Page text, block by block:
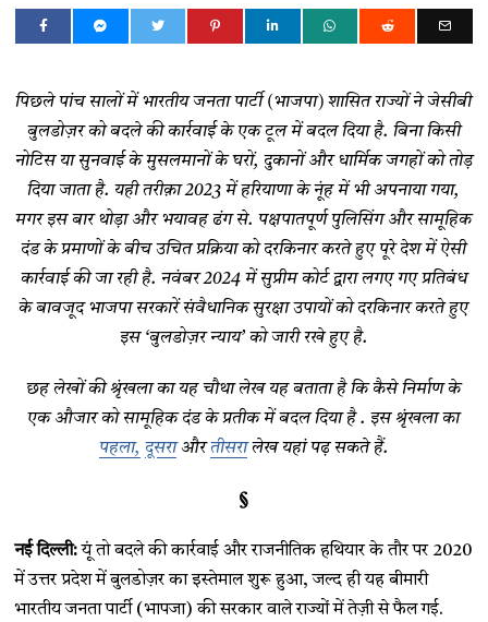
पिछले पांच सालों में भारतीय जनता पार्टी (भाजपा) शासित राज्यों ने जेसीबी
बुलडोज़र को बदले की कार्रवाई के एक टूल में बदल दिया है. बिना किसी
नोटिस या सुनवाई के मुसलमानों के घरों, दुकानों और धार्मिक जगहों को तोड़
दिया जाता है. यही तरीक़ा 2023 में हरियाणा के नूंह में भी अपनाया गया,
मगर इस बार थोड़ा और भयावह ढंग से. पक्षपातपूर्ण पुलिसिंग और सामूहिक
दंड के प्रमाणों के बीच उचित प्रक्रिया को दरकिनार करते हुए पूरे देश में ऐसी
कार्रवाई की जा रही है. नवंबर 2024 में सुप्रीम कोर्ट द्वारा लगए गए प्रतिबंध
के बावजूद भाजपा सरकारें संवैधानिक सुरक्षा उपायों को दरकिनार करते हुए
इस ‘बुलडोज़र न्याय’ को जारी रखे हुए है.
छह लेखों की श्रृंखला का यह चौथा लेख यह बताता है कि कैसे निर्माण के
एक औजार को सामूहिक दंड के प्रतीक में बदल दिया है . इस श्रृंखला का
पहला, दूसराऔरतीसरालेख यहां पढ़ सकते हैं.
§
नई दिल्ली:यूं तो बदले की कार्रवाई और राजनीतिक हथियार के तौर पर 2020
में उत्तर प्रदेश में बुलडोज़र का इस्तेमाल शुरू हुआ, जल्द ही यह बीमारी
भारतीय जनता पार्टी (भापजा) की सरकार वाले राज्यों में तेज़ी से फैल गई.